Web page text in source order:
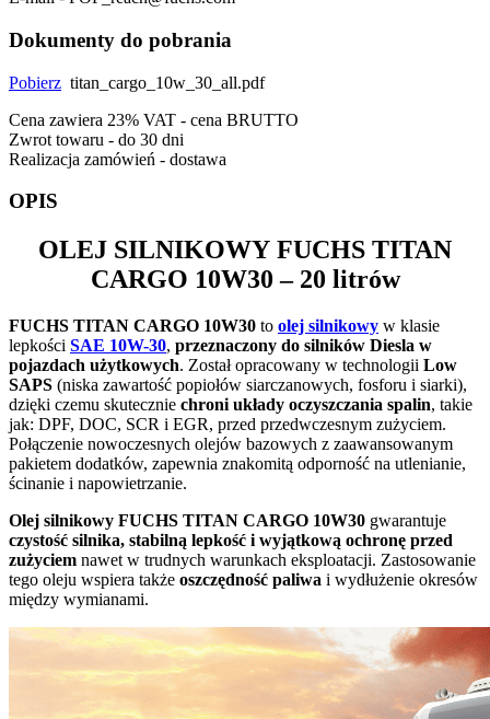
Dokumenty do pobrania
Pobierz titan_cargo_10w_30_all.pdf
Cena zawiera 23% VAT - cena BRUTTO
Zwrot towaru - do 30 dni
Realizacja zamówień - dostawa
OPIS
OLEJ SILNIKOWY FUCHS TITAN
CARGO 10W30 – 20 litrów
FUCHS TITAN CARGO 10W30 to olej silnikowy w klasie
lepkości SAE 10W-30, przeznaczony do silników Diesla w
pojazdach użytkowych. Został opracowany w technologii Low
SAPS (niska zawartość popiołów siarczanowych, fosforu i siarki),
dzięki czemu skutecznie chroni układy oczyszczania spalin, takie
jak: DPF, DOC, SCR i EGR, przed przedwczesnym zużyciem.
Połączenie nowoczesnych olejów bazowych z zaawansowanym
pakietem dodatków, zapewnia znakomitą odporność na utlenianie,
ścinanie i napowietrzanie.
Olej silnikowy FUCHS TITAN CARGO 10W30 gwarantuje
czystość silnika, stabilną lepkość i wyjątkową ochronę przed
zużyciem nawet w trudnych warunkach eksploatacji. Zastosowanie
tego oleju wspiera także oszczędność paliwa i wydłużenie okresów
między wymianami.